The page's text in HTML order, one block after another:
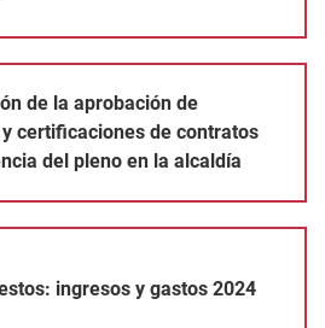
de la aprobación de
certificaciones de contratos
del pleno en la alcaldía
ingresos y gastos 2024